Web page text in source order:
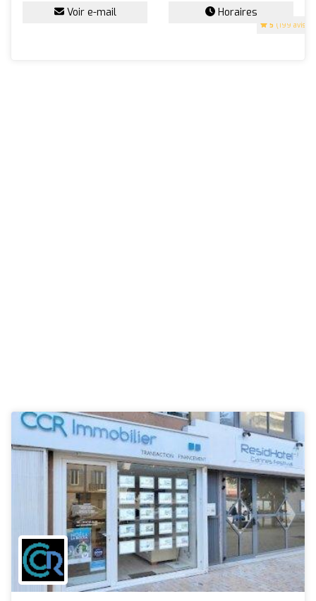
5 (199 avis)
Voir e-mail Horaires